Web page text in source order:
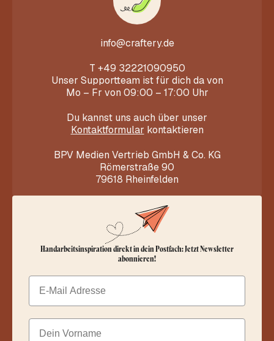
info@craftery.de
T +49 32221090950
Unser Supportteam ist für dich da von
Mo – Fr von 09:00 – 17:00 Uhr
Du kannst uns auch über unser
Kontaktformular kontaktieren
BPV Medien Vertrieb GmbH & Co. KG
Römerstraße 90
79618 Rheinfelden
Handarbeitsinspiration direkt in dein Postfach: Jetzt Newsletter
abonnieren!
Email
Dein Vorname